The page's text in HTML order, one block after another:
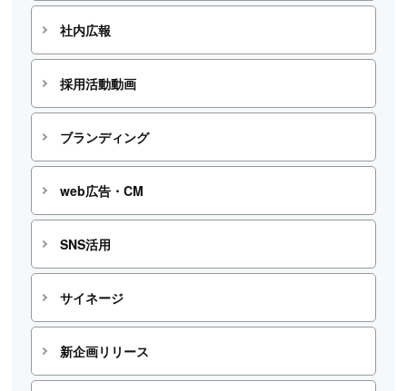
社内広報
採用活動動画
ブランディング
web広告・CM
SNS活用
サイネージ
新企画リリース